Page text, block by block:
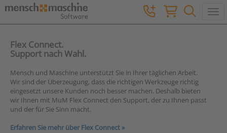
Flex Connect.
Support nach Wahl.
Mensch und Maschine unterstützt Sie in Ihrer täglichen Arbeit.
Wir sind der Überzeugung, dass die richtigen Werkzeuge richtig
eingesetzt unsere Kunden noch besser machen. Deshalb bieten
wir Ihnen mit MuM Flex Connect den Support, der zu Ihnen passt
und der für Sie Sinn macht.
Erfahren Sie mehr über Flex Connect »